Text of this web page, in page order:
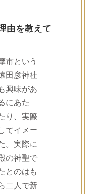
由を教えて
市という
田彦神社
興味があ
にあた
り、実際
てイメー
。実際に
の神聖で
とのはも
二人で新